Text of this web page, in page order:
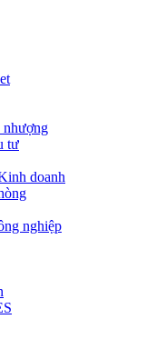
nhượng
tư
doanh
nghiệp